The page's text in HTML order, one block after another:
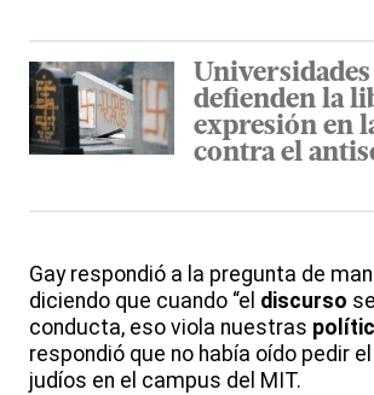
Universidades
defienden la
expresión en
contra el
Gay respondió a la pregunta de
diciendo que cuando “el discurso
conducta, eso viola nuestras
respondió que no había oído pedir el
judíos en el campus del MIT.